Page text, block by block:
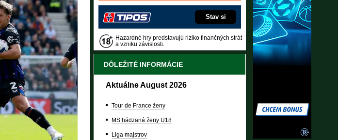
Stav si
Hazardné hry predstavujú riziko finančných strát
a vzniku závislosti.
DÔLEŽITÉ INFORMÁCIE
Aktuálne August 2026
Tour de France ženy
MS hádzaná ženy U18
Liga majstrov